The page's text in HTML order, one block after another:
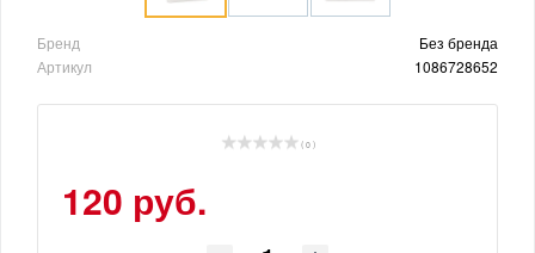
Бренд
Без бренда
Артикул
1086728652
( 0 )
120 руб.